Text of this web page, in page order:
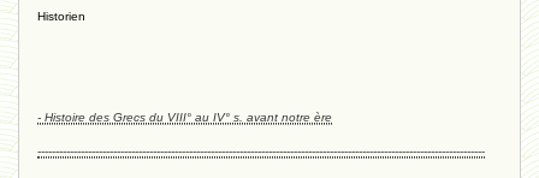
Historien
- Histoire des Grecs du VIII° au IV° s. avant notre ère
----------------------------------------------------------------------------------------------------------------------------